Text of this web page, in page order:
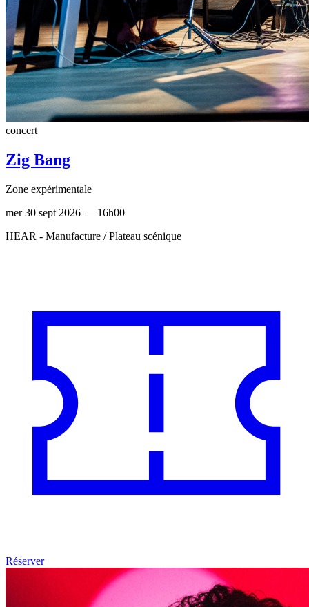
concert
Zig Bang
Zone expérimentale
mer 30 sept 2026 — 16h00
HEAR - Manufacture / Plateau scénique
Réserver